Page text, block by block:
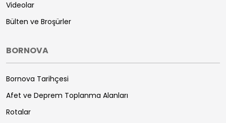
Videolar
Bülten ve Broşürler
BORNOVA
Bornova Tarihçesi
Afet ve Deprem Toplanma Alanları
Rotalar